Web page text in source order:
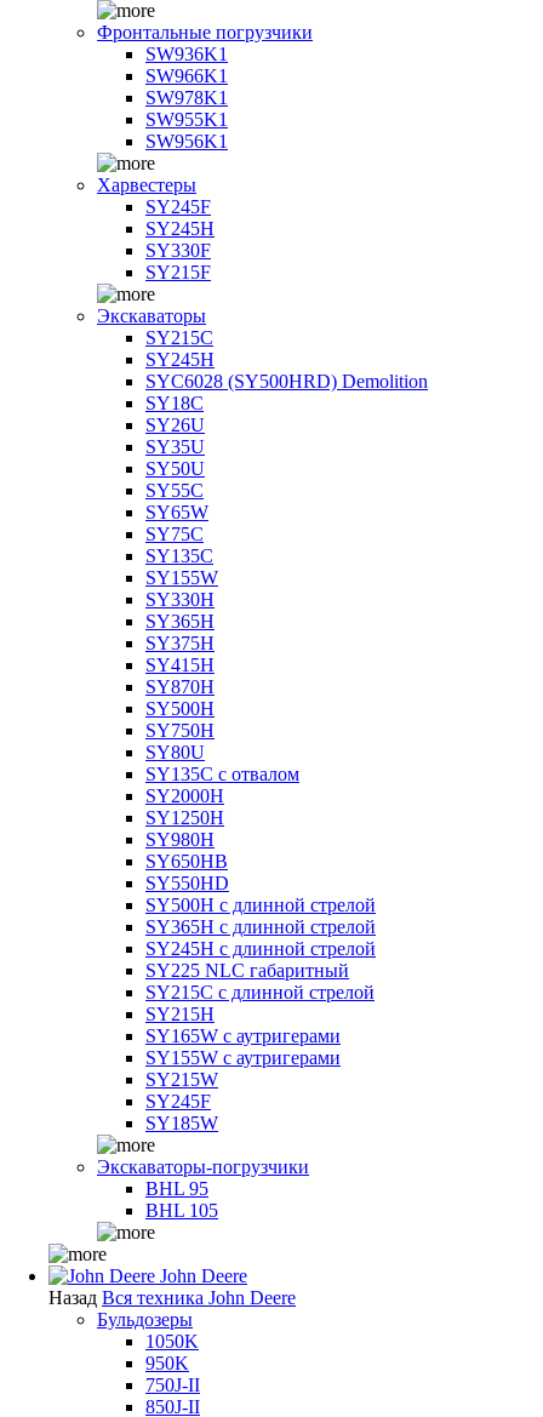
Фронтальные погрузчики
SW936K1
SW966K1
SW978K1
SW955K1
SW956K1
Харвестеры
SY245F
SY245H
SY330F
SY215F
Экскаваторы
SY215C
SY245H
SYC6028 (SY500HRD) Demolition
SY18C
SY26U
SY35U
SY50U
SY55C
SY65W
SY75C
SY135C
SY155W
SY330H
SY365H
SY375H
SY415H
SY870H
SY500H
SY750H
SY80U
SY135C с отвалом
SY2000H
SY1250H
SY980H
SY650HB
SY550HD
SY500H с длинной стрелой
SY365H с длинной стрелой
SY245H с длинной стрелой
SY225 NLC габаритный
SY215C с длинной стрелой
SY215H
SY165W с аутригерами
SY155W с аутригерами
SY215W
SY245F
SY185W
Экскаваторы-погрузчики
BHL 95
BHL 105
John Deere
Назад Вся техника John Deere
Бульдозеры
1050K
950K
750J-II
850J-II